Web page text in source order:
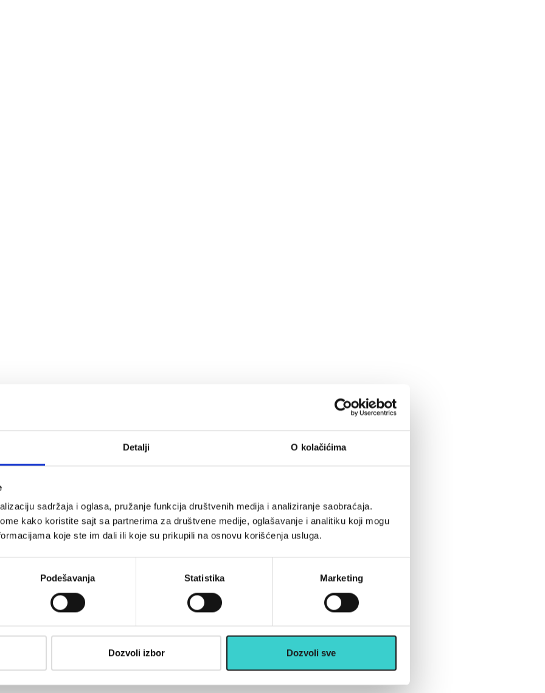
Detalji O kolačićima
sadržaja i oglasa, pružanje funkcija društvenih medija i analiziranje saobraćaja.
kako koristite sajt sa partnerima za društvene medije, oglašavanje i analitiku koji mogu
koje ste im dali ili koje su prikupili na osnovu korišćenja usluga.
Podešavanja Statistika Marketing
Dozvoli izbor Dozvoli sve
maltitol, potpuno
prah redukovane masnoće;
koncentrat mlečnog
ulje kokosa; kakao prah
(emulgator: SOJA lecitin);
karagenan; aroma
hlorid; antioksidans: alfa-
JAJA, GLUTEN, SOJA,
Čuvati na suvom i hladnom
(dan/mesec